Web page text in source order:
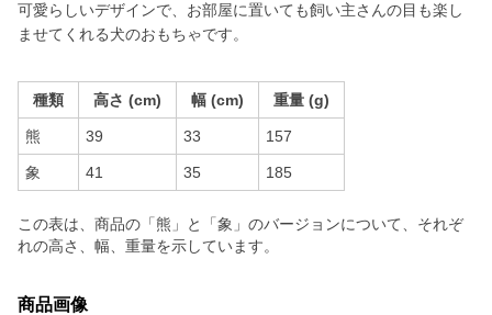
可愛らしいデザインで、お部屋に置いても飼い主さんの目も楽し
ませてくれる犬のおもちゃです。
種類 高さ (cm) 幅 (cm) 重量 (g)
熊 39 33 157
象 41 35 185
この表は、商品の「熊」と「象」のバージョンについて、それぞ
れの高さ、幅、重量を示しています。
商品画像